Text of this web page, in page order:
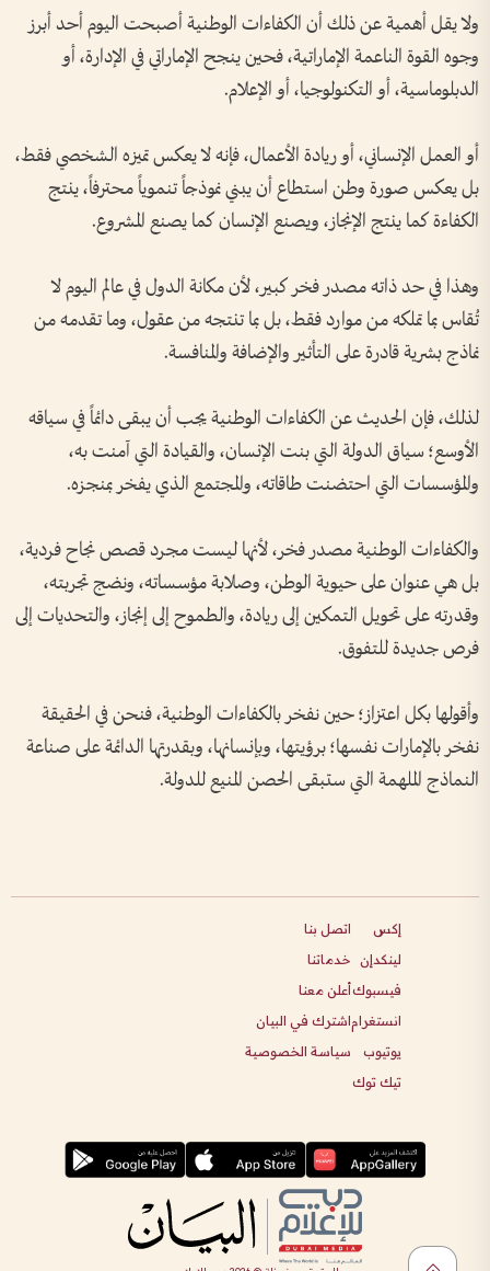
ولا يقل أهمية عن ذلك أن الكفاءات الوطنية أصبحت اليوم أحد أبرز
وجوه القوة الناعمة الإماراتية، فحين ينجح الإماراتي في الإدارة، أو
الدبلوماسية، أو التكنولوجيا، أو الإعلام.
أو العمل الإنساني، أو ريادة الأعمال، فإنه لا يعكس تميزه الشخصي فقط،
بل يعكس صورة وطن استطاع أن يبني نموذجاً تنموياً محترفاً، ينتج
الكفاءة كما ينتج الإنجاز، ويصنع الإنسان كما يصنع المشروع.
وهذا في حد ذاته مصدر فخر كبير، لأن مكانة الدول في عالم اليوم لا
تُقاس بما تملكه من موارد فقط، بل بما تنتجه من عقول، وما تقدمه من
نماذج بشرية قادرة على التأثير والإضافة والمنافسة.
لذلك، فإن الحديث عن الكفاءات الوطنية يجب أن يبقى دائماً في سياقه
الأوسع؛ سياق الدولة التي بنت الإنسان، والقيادة التي آمنت به،
والمؤسسات التي احتضنت طاقاته، والمجتمع الذي يفخر بمنجزه.
والكفاءات الوطنية مصدر فخر، لأنها ليست مجرد قصص نجاح فردية،
بل هي عنوان على حيوية الوطن، وصلابة مؤسساته، ونضج تجربته،
وقدرته على تحويل التمكين إلى ريادة، والطموح إلى إنجاز، والتحديات إلى
فرص جديدة للتفوق.
وأقولها بكل اعتزاز؛ حين نفخر بالكفاءات الوطنية، فنحن في الحقيقة
نفخر بالإمارات نفسها؛ برؤيتها، وبإنسانها، وبقدرتها الدائمة على صناعة
النماذج الملهمة التي ستبقى الحصن المنيع للدولة.
إكس
لينكدإن
فيسبوك
انستغرام
يوتيوب
تيك توك
اتصل بنا
خدماتنا
أعلن معنا
اشترك في البيان
سياسة الخصوصية